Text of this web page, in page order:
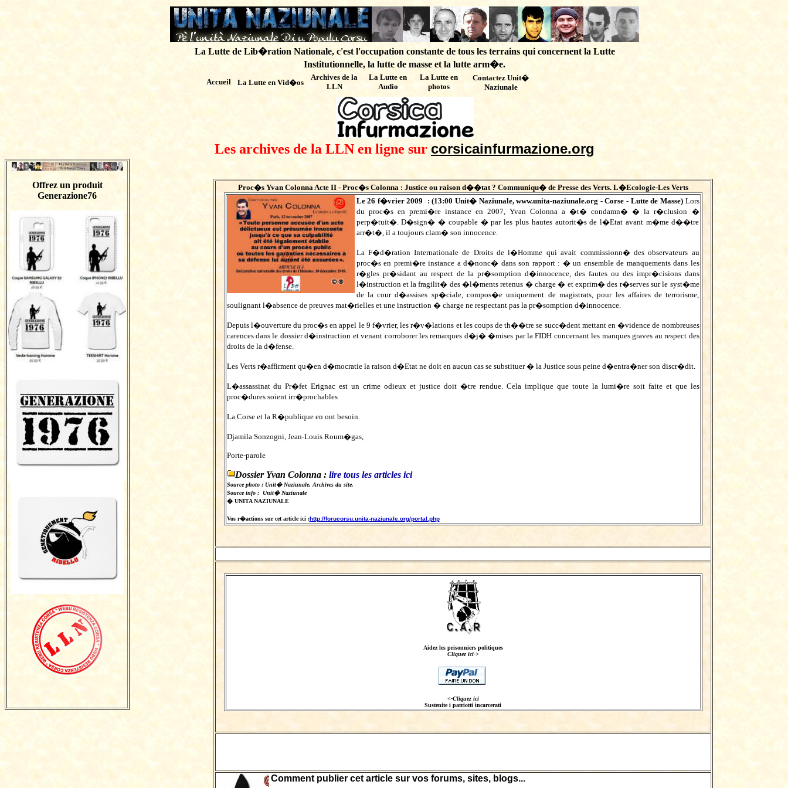
La Lutte de Lib�ration Nationale, c'est l'occupation constante de tous les terrains qui concernent la Lutte
Institutionnelle, la lutte de masse et la lutte arm�e.
Accueil La Lutte en Vid�os
Archives de la
LLN
La Lutte en
Audio
La Lutte en
photos
Contactez Unit�
Naziunale
Les archives de la LLN en ligne sur corsicainfurmazione.org
Offrez un produit
Generazione76
Proc�s Yvan Colonna Acte II - Proc�s Colonna : Justice ou raison d��tat ? Communiqu� de Presse des Verts. L�Ecologie-Les Verts
Le 26 f�vrier 2009 : (13:00 Unit� Naziunale,www.unita-naziunale.org - Corse - Lutte de Masse) Lors
du proc�s en premi�re instance en 2007, Yvan Colonna a �t� condamn� � la r�clusion �
perp�tuit�. D�sign� � coupable � par les plus hautes autorit�s de l�Etat avant m�me d��tre
arr�t�, il a toujours clam� son innocence.
La F�d�ration Internationale de Droits de l�Homme qui avait commissionn� des observateurs au
proc�s en premi�re instance a d�nonc� dans son rapport : � un ensemble de manquements dans les
r�gles pr�sidant au respect de la pr�somption d�innocence, des fautes ou des impr�cisions dans
l�instruction et la fragilit� des �l�ments retenus � charge � et exprim� des r�serves sur le syst�me
de la cour d�assises sp�ciale, compos�e uniquement de magistrats, pour les affaires de terrorisme,
soulignant l�absence de preuves mat�rielles et une instruction � charge ne respectant pas la pr�somption d�innocence.
Depuis l�ouverture du proc�s en appel le 9 f�vrier, les r�v�lations et les coups de th��tre se succ�dent mettant en �vidence de nombreuses
carences dans le dossier d�instruction et venant corroborer les remarques d�j� �mises par la FIDH concernant les manques graves au respect des
droits de la d�fense.
Les Verts r�affirment qu�en d�mocratie la raison d�Etat ne doit en aucun cas se substituer � la Justice sous peine d�entra�ner son discr�dit.
L�assassinat du Pr�fet Erignac est un crime odieux et justice doit �tre rendue. Cela implique que toute la lumi�re soit faite et que les
proc�dures soient irr�prochables
La Corse et la R�publique en ont besoin.
Djamila Sonzogni, Jean-Louis Roum�gas,
Porte-parole
Dossier Yvan Colonna : lire tous les articles ici
Source photo : Unit� Naziunale, Archives du site.
Source info : Unit� Naziunale
� UNITA NAZIUNALE
Vos r�actions sur cet article ici :http://forucorsu.unita-naziunale.org/portal.php
Aidez les prisonniers politiques
Cliquez ici->
<-Cliquez ici
Sustenite i patriotti incarcerati
Comment publier cet article sur vos forums, sites, blogs...